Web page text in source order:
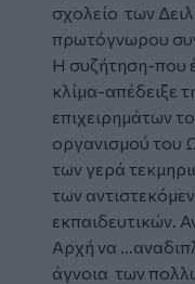
σχολείο των
πρωτόγνωρου
Η συζήτηση-που
κλίμα-απέδειξε
επιχειρημάτων
οργανισμού του
των γερά
των
εκπαιδευτικών.
Αρχή να
άγνοια των